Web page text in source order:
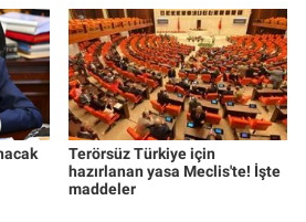
Terörsüz Türkiye için
hazırlanan yasa Meclis'te! İşte
maddeler